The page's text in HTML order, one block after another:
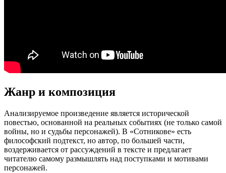
Жанр и композиция
Анализируемое произведение является исторической
повестью, основанной на реальных событиях (не только самой
войны, но и судьбы персонажей). В «Сотникове» есть
философский подтекст, но автор, по большей части,
воздерживается от рассуждений в тексте и предлагает
читателю самому размышлять над поступками и мотивами
персонажей.